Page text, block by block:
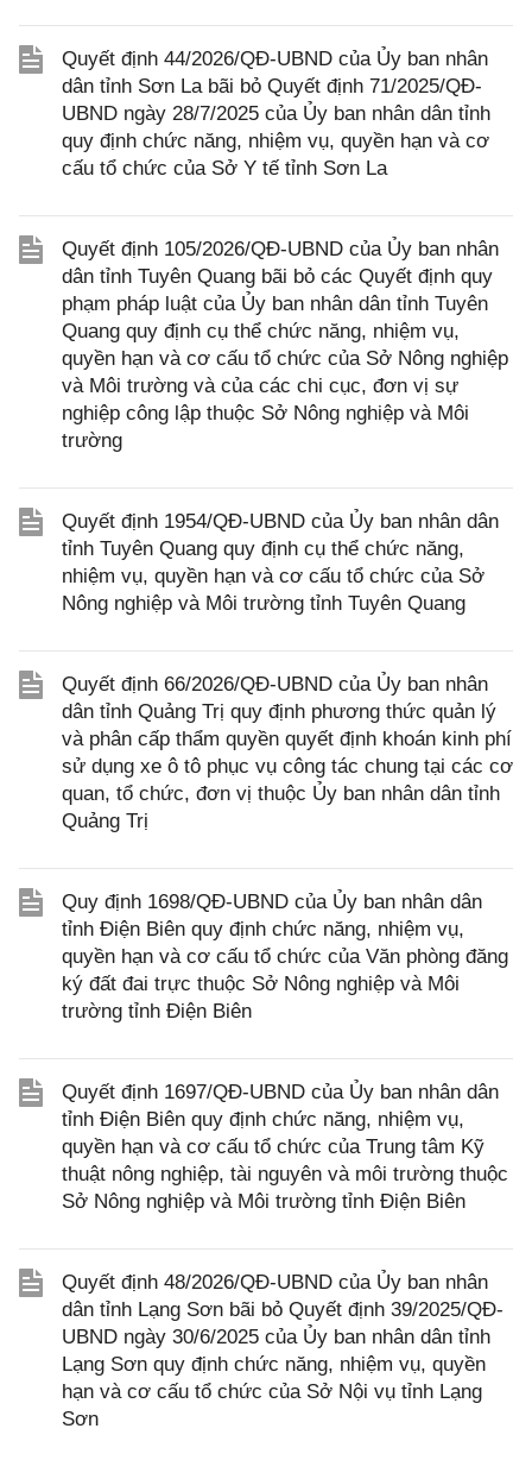
Quyết định 44/2026/QĐ-UBND của Ủy ban nhân
dân tỉnh Sơn La bãi bỏ Quyết định 71/2025/QĐ-
UBND ngày 28/7/2025 của Ủy ban nhân dân tỉnh
quy định chức năng, nhiệm vụ, quyền hạn và cơ
cấu tổ chức của Sở Y tế tỉnh Sơn La
Quyết định 105/2026/QĐ-UBND của Ủy ban nhân
dân tỉnh Tuyên Quang bãi bỏ các Quyết định quy
phạm pháp luật của Ủy ban nhân dân tỉnh Tuyên
Quang quy định cụ thể chức năng, nhiệm vụ,
quyền hạn và cơ cấu tổ chức của Sở Nông nghiệp
và Môi trường và của các chi cục, đơn vị sự
nghiệp công lập thuộc Sở Nông nghiệp và Môi
trường
Quyết định 1954/QĐ-UBND của Ủy ban nhân dân
tỉnh Tuyên Quang quy định cụ thể chức năng,
nhiệm vụ, quyền hạn và cơ cấu tổ chức của Sở
Nông nghiệp và Môi trường tỉnh Tuyên Quang
Quyết định 66/2026/QĐ-UBND của Ủy ban nhân
dân tỉnh Quảng Trị quy định phương thức quản lý
và phân cấp thẩm quyền quyết định khoán kinh phí
sử dụng xe ô tô phục vụ công tác chung tại các cơ
quan, tổ chức, đơn vị thuộc Ủy ban nhân dân tỉnh
Quảng Trị
Quy định 1698/QĐ-UBND của Ủy ban nhân dân
tỉnh Điện Biên quy định chức năng, nhiệm vụ,
quyền hạn và cơ cấu tổ chức của Văn phòng đăng
ký đất đai trực thuộc Sở Nông nghiệp và Môi
trường tỉnh Điện Biên
Quyết định 1697/QĐ-UBND của Ủy ban nhân dân
tỉnh Điện Biên quy định chức năng, nhiệm vụ,
quyền hạn và cơ cấu tổ chức của Trung tâm Kỹ
thuật nông nghiệp, tài nguyên và môi trường thuộc
Sở Nông nghiệp và Môi trường tỉnh Điện Biên
Quyết định 48/2026/QĐ-UBND của Ủy ban nhân
dân tỉnh Lạng Sơn bãi bỏ Quyết định 39/2025/QĐ-
UBND ngày 30/6/2025 của Ủy ban nhân dân tỉnh
Lạng Sơn quy định chức năng, nhiệm vụ, quyền
hạn và cơ cấu tổ chức của Sở Nội vụ tỉnh Lạng
Sơn